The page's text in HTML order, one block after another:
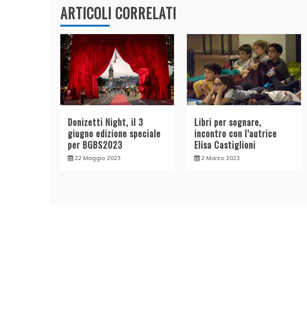
ARTICOLI CORRELATI
Donizetti Night, il 3
giugno edizione speciale
per BGBS2023
22 Maggio 2023
Libri per sognare,
incontro con l’autrice
Elisa Castiglioni
2 Marzo 2023